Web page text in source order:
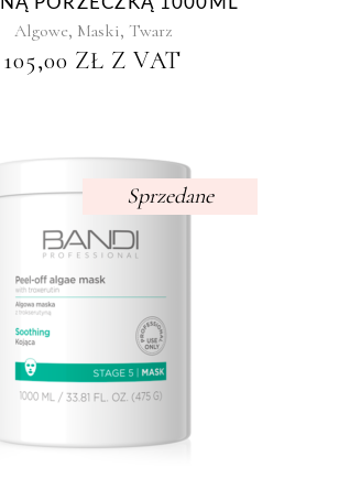
Algowe, Maski, Twarz
105,00 ZŁ Z VAT
Sprzedane